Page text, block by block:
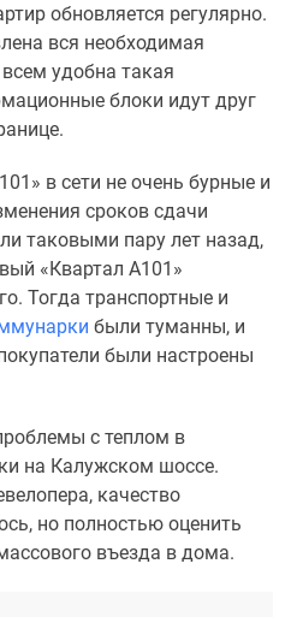
обновляется регулярно.
вся необходимая
удобна такая
блоки идут друг
в сети не очень бурные и
сроков сдачи
таковыми пару лет назад,
«Квартал А101»
Тогда транспортные и
были туманны, и
были настроены
с теплом в
на Калужском шоссе.
качество
но полностью оценить
въезда в дома.